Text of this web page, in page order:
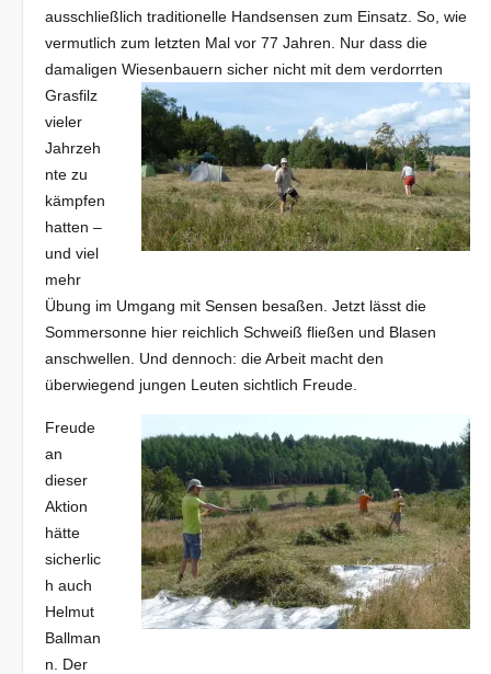
ausschließlich traditionelle Handsensen zum Einsatz. So, wie
vermutlich zum letzten Mal vor 77 Jahren. Nur dass die
damaligenWiesenbauern sicher nicht mit dem verdorrten
Grasfilz
vieler
Jahrzeh
nte zu
kämpfen
hatten –
und viel
mehr
Übung im Umgang mit Sensen besaßen. Jetzt lässt die
Sommersonne hier reichlich Schweiß fließen und Blasen
anschwellen. Und dennoch: die Arbeit macht den
überwiegend jungen Leuten sichtlich Freude.
Freude
an
dieser
Aktion
hätte
sicherlic
h auch
Helmut
Ballman
n. Der